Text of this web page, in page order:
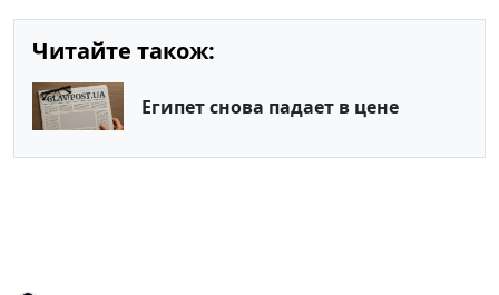
Читайте також:
Египет снова падает в цене